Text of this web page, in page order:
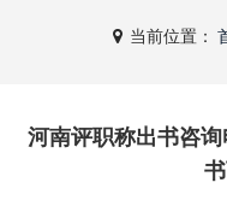
当前位置：
河南评职称出书咨